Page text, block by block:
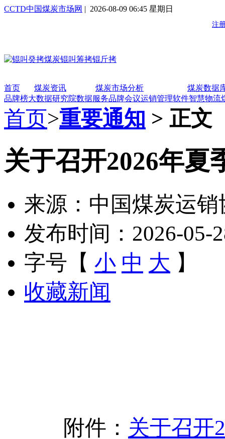
CCTD中国煤炭市场网 | 2026-08-09 06:45 星期日
首页 煤炭资讯 煤炭市场分析
煤炭数据
品牌榜大数据研究院数据服务品牌会议运销管理软件智慧物流
首页>重要通知 > 正文
关于召开2026年夏
来源：中国煤炭运销
发布时间：2026-05-
字号【 小 中 大 】
收藏新闻
附件： 关于召开